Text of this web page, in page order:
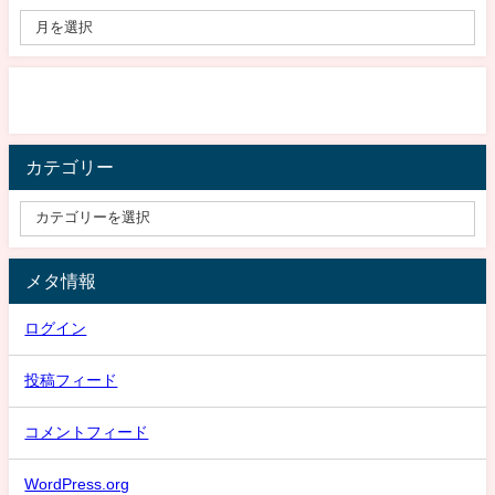
カテゴリー
メタ情報
ログイン
投稿フィード
コメントフィード
WordPress.org